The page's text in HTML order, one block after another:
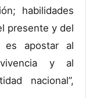
habilidades
presente y del
es apostar al
y al
nacional”,